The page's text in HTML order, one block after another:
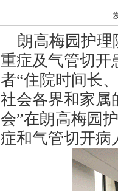
朗高梅园护理
重症及气管切开
者“住院时间长
社会各界和家属
会”在朗高梅园
症和气管切开病